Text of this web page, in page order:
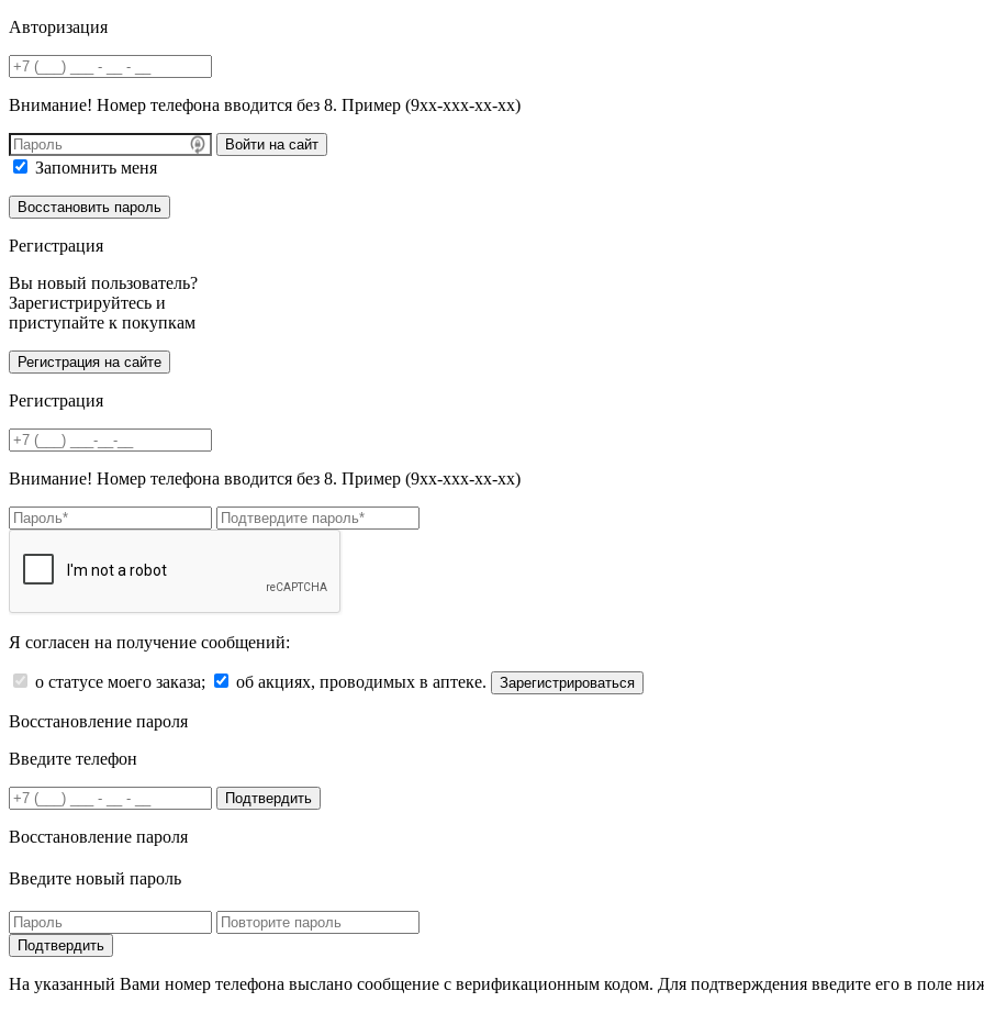
Авторизация
Внимание! Номер телефона вводится без 8. Пример (9хх-ххх-хх-хх)
Войти на сайт
Запомнить меня
Регистрация
Вы новый пользователь?
Зарегистрируйтесь и
приступайте к покупкам
Регистрация
Внимание! Номер телефона вводится без 8. Пример (9хх-ххх-хх-хх)
Я согласен на получение сообщений:
о статусе моего заказа; об акциях, проводимых в аптеке. Зарегистрироваться
Восстановление пароля
Введите телефон
Подтвердить
Восстановление пароля
Введите новый пароль
На указанный Вами номер телефона выслано сообщение с верификационным кодом. Для подтверждения введите его в поле